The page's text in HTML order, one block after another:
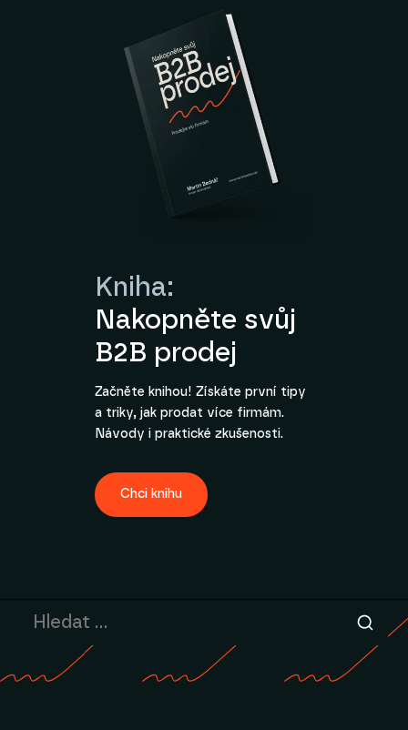
Kniha:
Nakopněte svůj
B2B prodej
Začněte knihou! Získáte první tipy
a triky, jak prodat více firmám.
Návody i praktické zkušenosti.
Chci knihu